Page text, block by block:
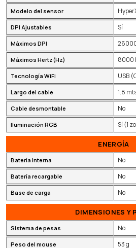
Modelo del sensor
DPI Ajustables Sí
Máximos DPI
Máximos Hertz(Hz) 8000
Tecnología WiFi USB
Largo del cable 1.8
Cable desmontable No
Iluminación RGB Sí (1
ENERGÍA
Batería interna No
Batería recargable No
Base de carga No
DIMENSIONES Y
Sistema de pesas No
Peso del mouse 53 g